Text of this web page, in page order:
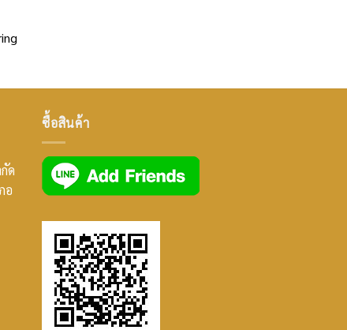
ด
อ
ซื้อสินค้า